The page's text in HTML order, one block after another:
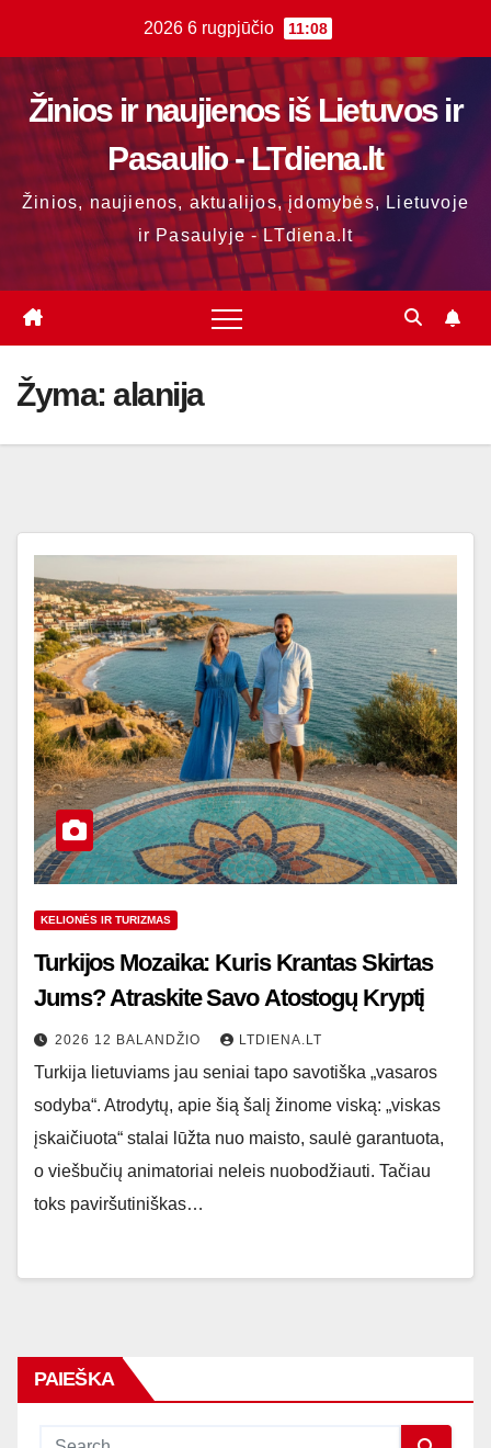
content
2026 6 rugpjūčio 11:08
Žinios ir naujienos iš Lietuvos ir
Pasaulio - LTdiena.lt
Žinios, naujienos, aktualijos, įdomybės, Lietuvoje
ir Pasaulyje - LTdiena.lt
Žyma: alanija
KELIONĖS IR TURIZMAS
Turkijos Mozaika: Kuris Krantas Skirtas
Jums? Atraskite Savo Atostogų Kryptį
2026 12 BALANDŽIO LTDIENA.LT
Turkija lietuviams jau seniai tapo savotiška „vasaros
sodyba“. Atrodytų, apie šią šalį žinome viską: „viskas
įskaičiuota“ stalai lūžta nuo maisto, saulė garantuota,
o viešbučių animatoriai neleis nuobodžiauti. Tačiau
toks paviršutiniškas…
PAIEŠKA